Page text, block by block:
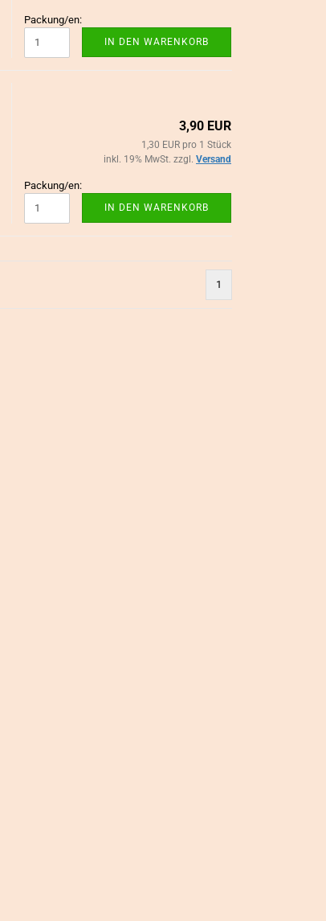
Packung/en:
IN DEN WARENKORB
3,90 EUR
1,30 EUR pro 1 Stück
inkl. 19% MwSt. zzgl. Versand
Packung/en:
IN DEN WARENKORB
1